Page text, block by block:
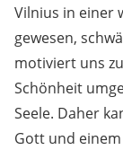
Vilnius in einer
gewesen,
motiviert uns
Schönheit
Seele. Daher
Gott und